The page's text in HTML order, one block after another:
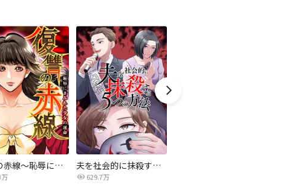
復讐の赤線～恥辱にまみれた少女の運命～【タテヨミ】 夫を社会的に抹殺する5つの方法
629.7万